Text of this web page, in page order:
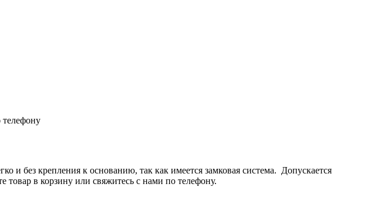
телефону
и без крепления к основанию, так как имеется замковая система. Допускается
в корзину или свяжитесь с нами по телефону.